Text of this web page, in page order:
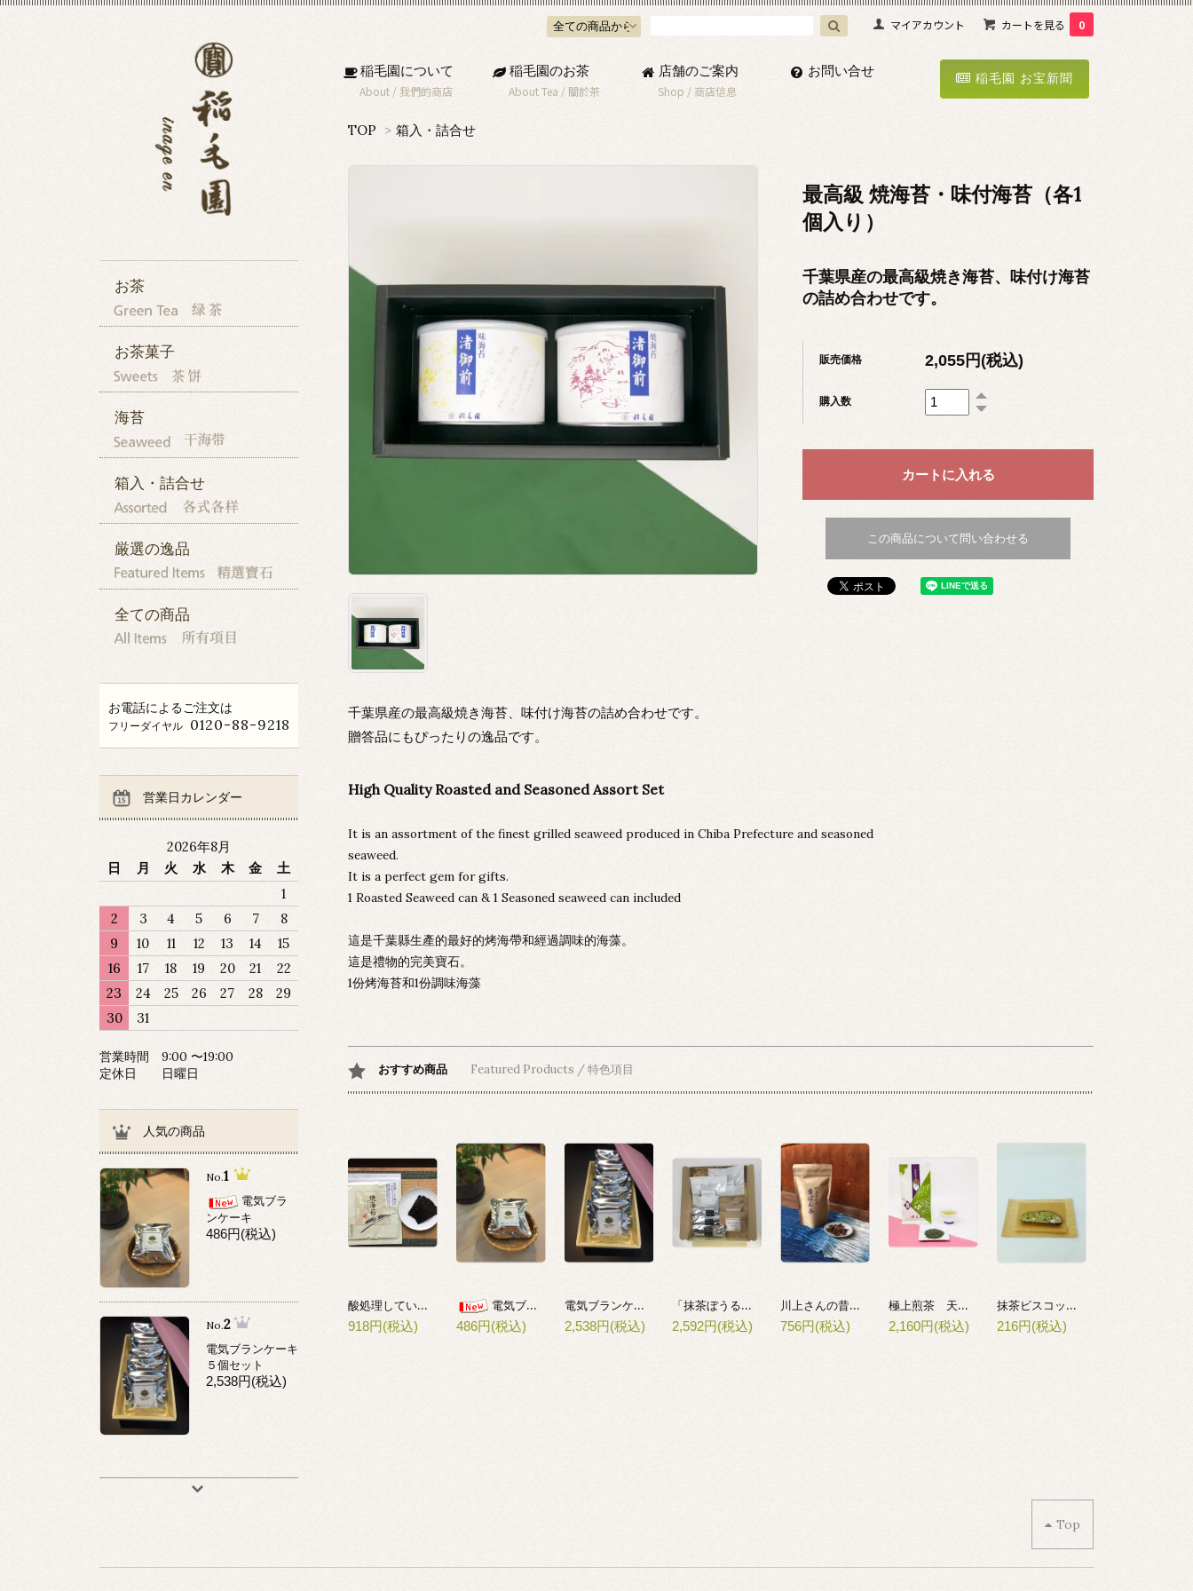
マイアカウント カートを見る 0
稲毛園について
About /我們的商店
稲毛園のお茶
About Tea / 關於茶
店舗のご案内
Shop / 商店信息
お問い合せ 稲毛園 お宝新聞
TOP > 箱入・詰合せ
最高級 焼海苔・味付海苔（各1
個入り）
千葉県産の最高級焼き海苔、味付け海苔
の詰め合わせです。
販売価格 2,055円(税込)
購入数
この商品について問い合わせる
千葉県産の最高級焼き海苔、味付け海苔の詰め合わせです。
贈答品にもぴったりの逸品です。
High Quality Roasted and Seasoned Assort Set
It is an assortment of the finest grilled seaweed produced in Chiba Prefecture and seasoned
seaweed.
It is a perfect gem for gifts.
1 Roasted Seaweed can & 1 Seasoned seaweed can included
這是千葉縣生產的最好的烤海帶和經過調味的海藻。
這是禮物的完美寶石。
1份烤海苔和1份調味海藻
おすすめ商品 Featured Products / 特色項目
酸処理していない焼海苔(伊勢産)
918円(税込)
電気ブランケーキ
486円(税込)
電気ブランケーキ５個セット
2,538円(税込)
「抹茶ぼうる・抹茶ビスコッティ・煎茶さぶれ」詰合せ
2,592円(税込)
川上さんの昔番茶
756円(税込)
極上煎茶 天上(てんじょう)
2,160円(税込)
抹茶ビスコッティ HOZUI
216円(税込)
お茶
お茶菓子
海苔
箱入・詰合せ
厳選の逸品
全ての商品
お電話によるご注文は
フリーダイヤル 0120-88-9218
営業日カレンダー
2026年8月
日
月 火 水 木 金
土
1
2
3 4 5 6 7
8
9
10 11 12 13 14
15
16
17 18 19 20 21
22
23
24 25 26 27 28
29
30
31
営業時間 9:00 〜19:00
定休日 日曜日
人気の商品
No.1
電気ブラ
ンケーキ
486円(税込)
No.2
電気ブランケーキ
５個セット
2,538円(税込)
Top